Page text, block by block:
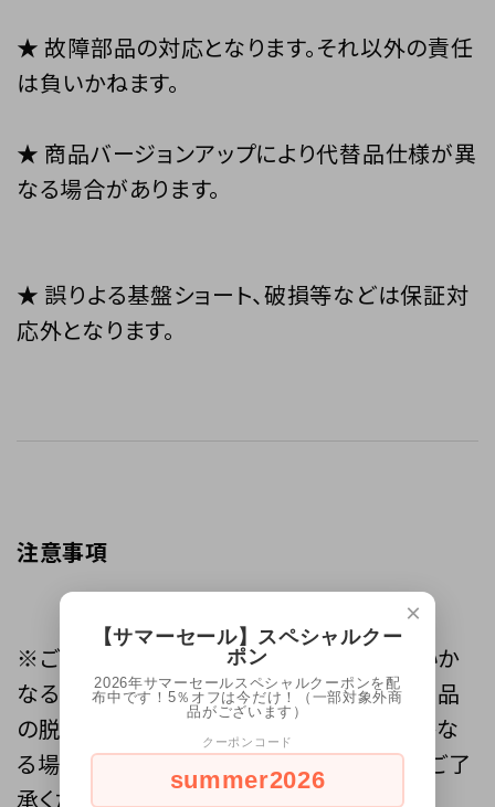
★ 故障部品の対応となります。それ以外の責任
は負いかねます。
★ 商品バージョンアップにより代替品仕様が異
なる場合があります。
★ 誤りよる基盤ショート、破損等などは保証対
応外となります。
注意事項
※ご自身での取付け作業による損害等はいか
なる場合でも責任を負いかねます。 また、商品
の脱着にかかる工賃等につきましても、いかな
る場合にもご負担致しかねますことを予めご了
承ください。
×
【サマーセール】スペシャルクー
ポン
2026年サマーセールスペシャルクーポンを配
布中です！5％オフは今だけ！（一部対象外商
品がございます）
クーポンコード
summer2026